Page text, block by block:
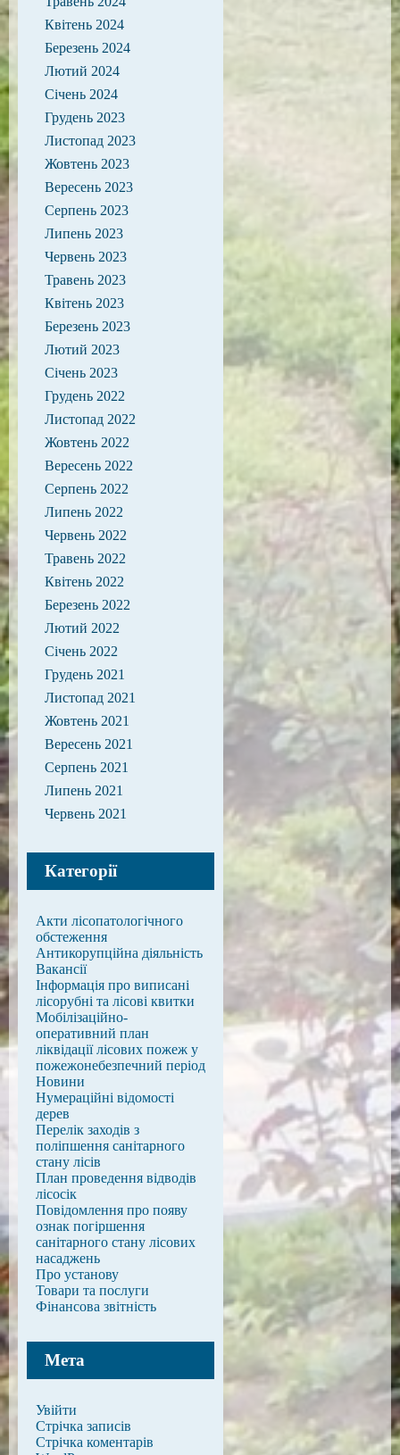
Квітень 2024
Березень 2024
Лютий 2024
Січень 2024
Грудень 2023
Листопад 2023
Жовтень 2023
Вересень 2023
Серпень 2023
Липень 2023
Червень 2023
Травень 2023
Квітень 2023
Березень 2023
Лютий 2023
Січень 2023
Грудень 2022
Листопад 2022
Жовтень 2022
Вересень 2022
Серпень 2022
Липень 2022
Червень 2022
Травень 2022
Квітень 2022
Березень 2022
Лютий 2022
Січень 2022
Грудень 2021
Листопад 2021
Жовтень 2021
Вересень 2021
Серпень 2021
Липень 2021
Червень 2021
Категорії
Акти лісопатологічного
обстеження
Антикорупційна діяльність
Вакансії
Інформація про виписані
лісорубні та лісові квитки
Мобілізаційно-
оперативний план
ліквідації лісових пожеж у
пожежонебезпечний період
Новини
Нумераційні відомості
дерев
Перелік заходів з
поліпшення санітарного
стану лісів
План проведення відводів
лісосік
Повідомлення про появу
ознак погіршення
санітарного стану лісових
насаджень
Про установу
Товари та послуги
Фінансова звітність
Мета
Увійти
Стрічка записів
Стрічка коментарів